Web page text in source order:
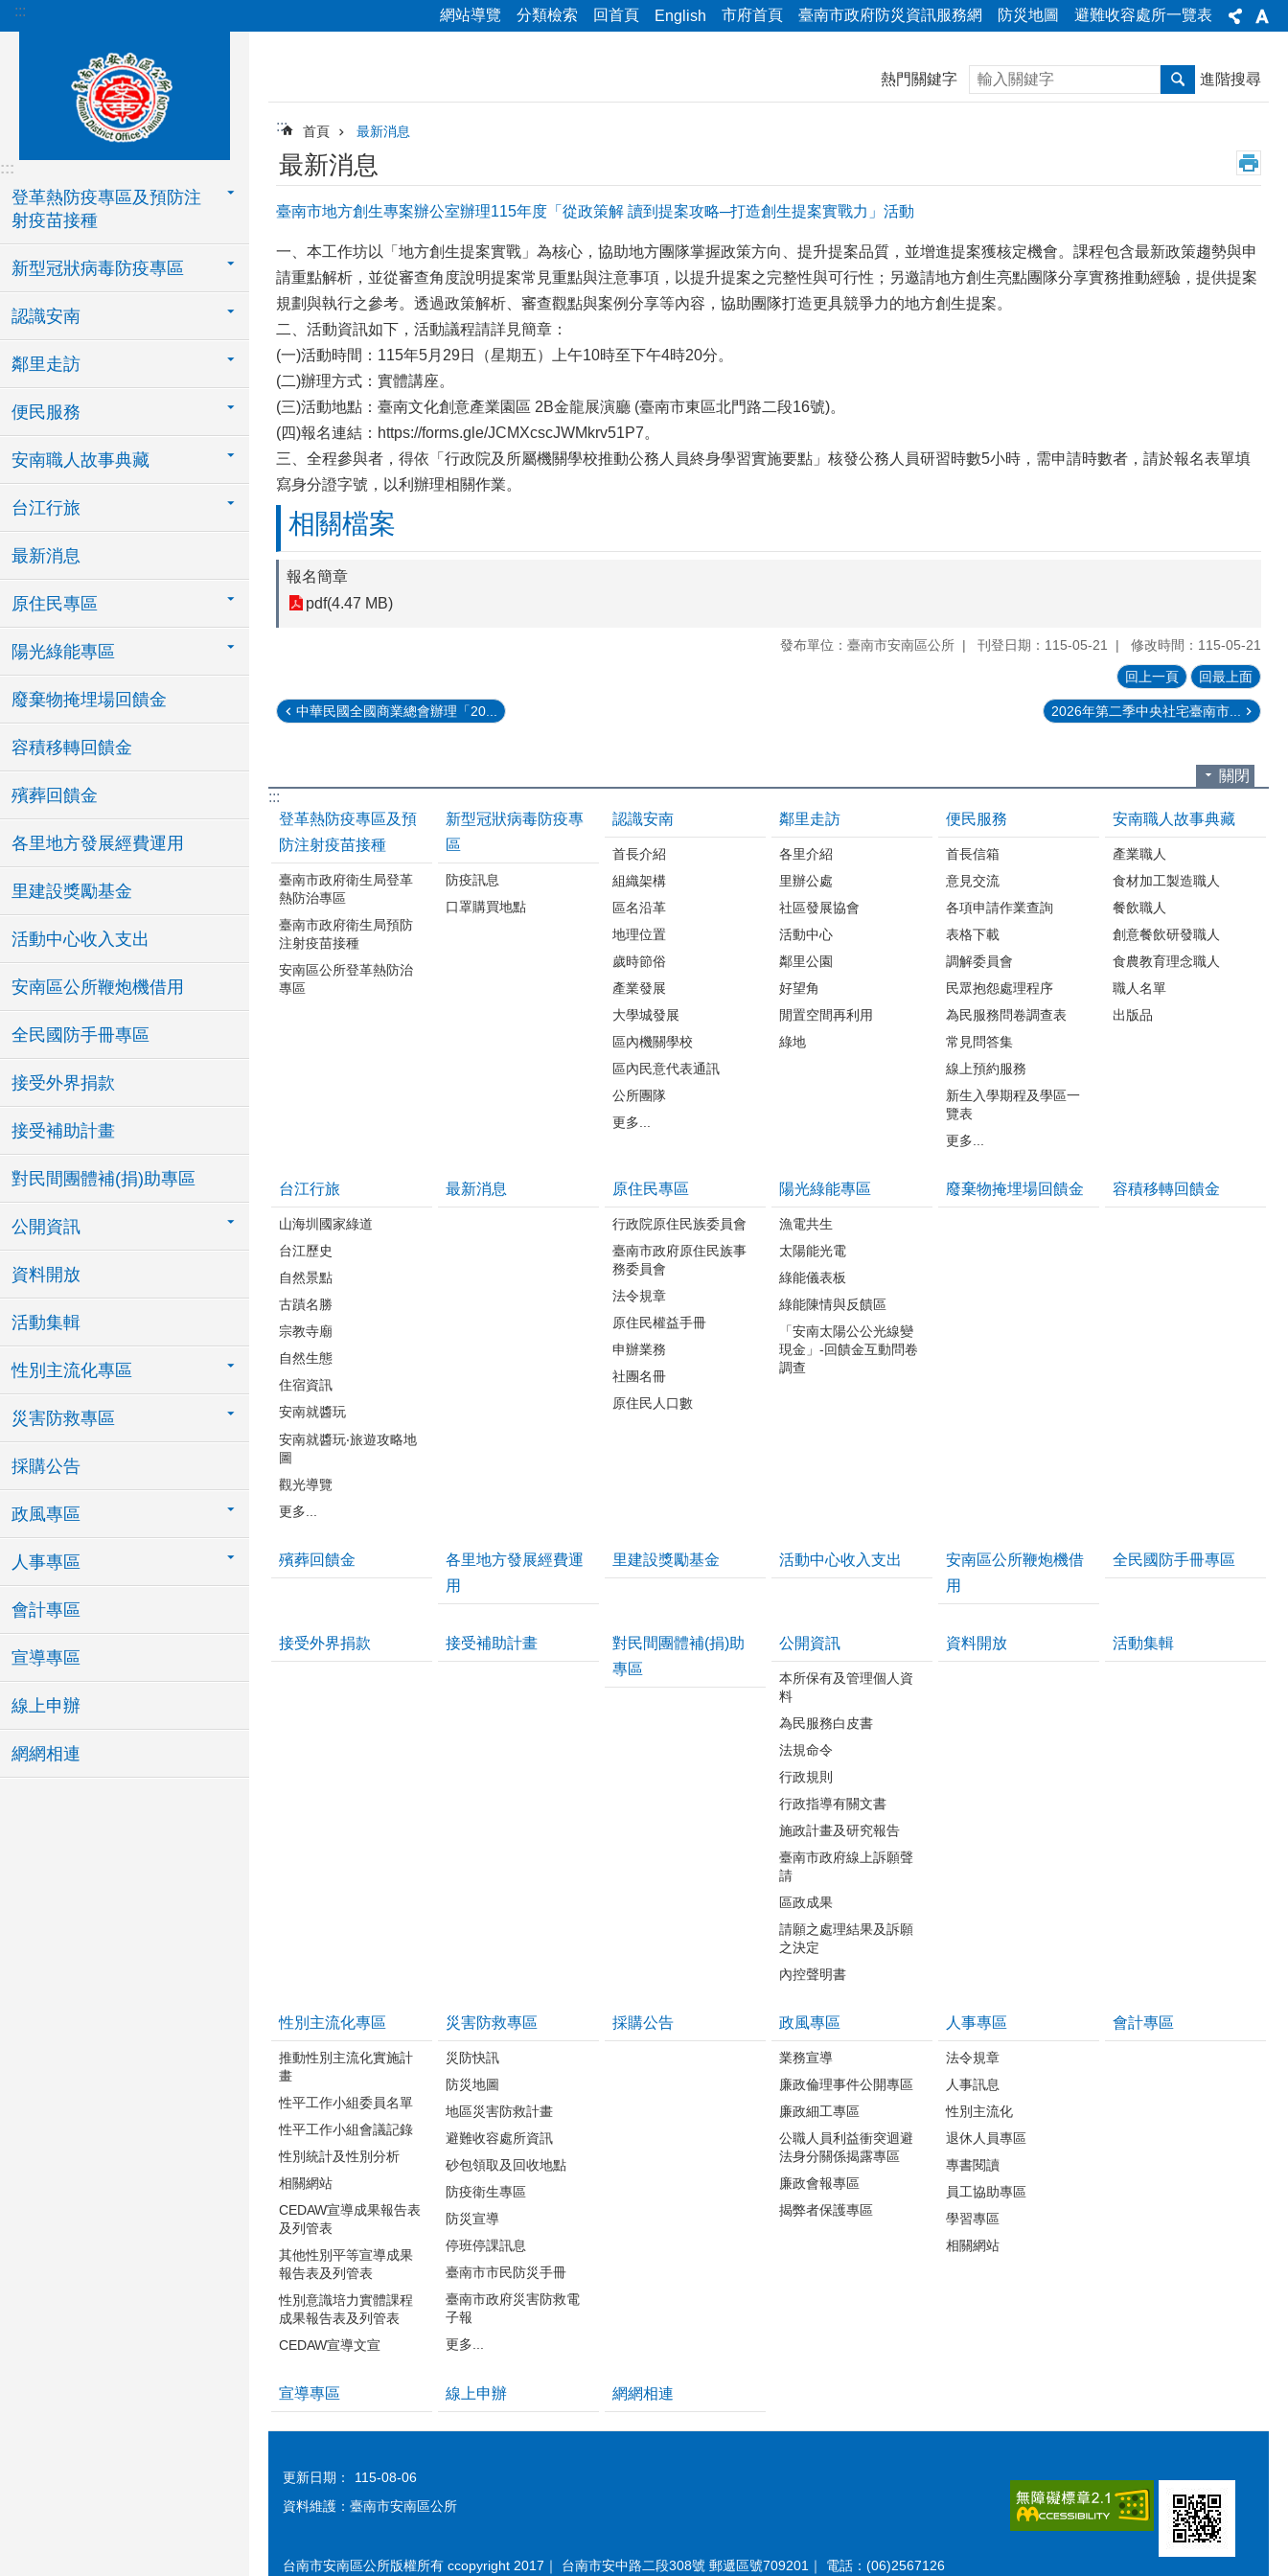
跳到主要內容區塊
::: 網站導覽 分類檢索 回首頁 English 市府首頁 臺南市政府防災資訊服務網 防災地圖 避難收容處所一覽表
:::
登革熱防疫專區及預防注
射疫苗接種
新型冠狀病毒防疫專區
認識安南
鄰里走訪
便民服務
安南職人故事典藏
台江行旅
最新消息
原住民專區
陽光綠能專區
廢棄物掩埋場回饋金
容積移轉回饋金
殯葬回饋金
各里地方發展經費運用
里建設獎勵基金
活動中心收入支出
安南區公所鞭炮機借用
全民國防手冊專區
接受外界捐款
接受補助計畫
對民間團體補(捐)助專區
公開資訊
資料開放
活動集輯
性別主流化專區
災害防救專區
採購公告
政風專區
人事專區
會計專區
宣導專區
線上申辦
網網相連
熱門關鍵字 搜尋 進階搜尋
::: 首頁 最新消息
最新消息
臺南市地方創生專案辦公室辦理115年度「從政策解 讀到提案攻略─打造創生提案實戰力」活動
一、本工作坊以「地方創生提案實戰」為核心，協助地方團隊掌握政策方向、提升提案品質，並增進提案獲核定機會。課程包含最新政策趨勢與申
請重點解析，並從審查角度說明提案常見重點與注意事項，以提升提案之完整性與可行性；另邀請地方創生亮點團隊分享實務推動經驗，提供提案
規劃與執行之參考。透過政策解析、審查觀點與案例分享等內容，協助團隊打造更具競爭力的地方創生提案。
二、活動資訊如下，活動議程請詳見簡章：
(一)活動時間：115年5月29日（星期五）上午10時至下午4時20分。
(二)辦理方式：實體講座。
(三)活動地點：臺南文化創意產業園區 2B金龍展演廳 (臺南市東區北門路二段16號)。
(四)報名連結：https://forms.gle/JCMXcscJWMkrv51P7。
三、全程參與者，得依「行政院及所屬機關學校推動公務人員終身學習實施要點」核發公務人員研習時數5小時，需申請時數者，請於報名表單填
寫身分證字號，以利辦理相關作業。
相關檔案
報名簡章
pdf(4.47 MB)
發布單位：臺南市安南區公所 刊登日期：115-05-21 修改時間：115-05-21
回上一頁 回最上面
中華民國全國商業總會辦理「20... 2026年第二季中央社宅臺南市...
關閉
:::
登革熱防疫專區及預
防注射疫苗接種
臺南市政府衛生局登革
熱防治專區
臺南市政府衛生局預防
注射疫苗接種
安南區公所登革熱防治
專區
新型冠狀病毒防疫專
區
防疫訊息
口罩購買地點
認識安南
首長介紹
組織架構
區名沿革
地理位置
歲時節俗
產業發展
大學城發展
區內機關學校
區內民意代表通訊
公所團隊
更多...
鄰里走訪
各里介紹
里辦公處
社區發展協會
活動中心
鄰里公園
好望角
閒置空間再利用
綠地
便民服務
首長信箱
意見交流
各項申請作業查詢
表格下載
調解委員會
民眾抱怨處理程序
為民服務問卷調查表
常見問答集
線上預約服務
新生入學期程及學區一
覽表
更多...
安南職人故事典藏
產業職人
食材加工製造職人
餐飲職人
創意餐飲研發職人
食農教育理念職人
職人名單
出版品
台江行旅
山海圳國家綠道
台江歷史
自然景點
古蹟名勝
宗教寺廟
自然生態
住宿資訊
安南就醬玩
安南就醬玩‧旅遊攻略地
圖
觀光導覽
更多...
最新消息 原住民專區
行政院原住民族委員會
臺南市政府原住民族事
務委員會
法令規章
原住民權益手冊
申辦業務
社團名冊
原住民人口數
陽光綠能專區
漁電共生
太陽能光電
綠能儀表板
綠能陳情與反饋區
「安南太陽公公光線變
現金」-回饋金互動問卷
調查
廢棄物掩埋場回饋金 容積移轉回饋金
殯葬回饋金
各里地方發展經費運
用
里建設獎勵基金 活動中心收入支出
安南區公所鞭炮機借
用
全民國防手冊專區
接受外界捐款 接受補助計畫
對民間團體補(捐)助
專區
公開資訊
本所保有及管理個人資
料
為民服務白皮書
法規命令
行政規則
行政指導有關文書
施政計畫及研究報告
臺南市政府線上訴願聲
請
區政成果
請願之處理結果及訴願
之決定
內控聲明書
資料開放 活動集輯
性別主流化專區
推動性別主流化實施計
畫
性平工作小組委員名單
性平工作小組會議記錄
性別統計及性別分析
相關網站
CEDAW宣導成果報告表
及列管表
其他性別平等宣導成果
報告表及列管表
性別意識培力實體課程
成果報告表及列管表
CEDAW宣導文宣
災害防救專區
災防快訊
防災地圖
地區災害防救計畫
避難收容處所資訊
砂包領取及回收地點
防疫衛生專區
防災宣導
停班停課訊息
臺南市市民防災手冊
臺南市政府災害防救電
子報
更多...
採購公告 政風專區
業務宣導
廉政倫理事件公開專區
廉政細工專區
公職人員利益衝突迴避
法身分關係揭露專區
廉政會報專區
揭弊者保護專區
人事專區
法令規章
人事訊息
性別主流化
退休人員專區
專書閱讀
員工協助專區
學習專區
相關網站
會計專區
宣導專區 線上申辦 網網相連
更新日期：
115-08-06
資料維護：臺南市安南區公所
台南市安南區公所版權所有 ccopyright 2017｜ 台南市安中路二段308號 郵遞區號709201｜ 電話：(06)2567126